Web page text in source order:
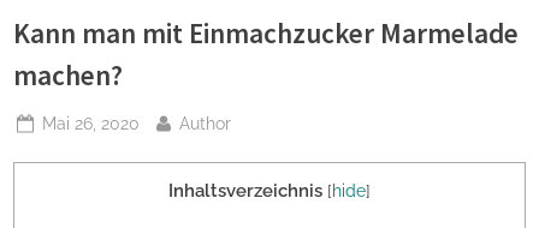
Kann man mit Einmachzucker Marmelade
machen?
Posted
Mai 26, 2020 By
Author
Inhaltsverzeichnis [hide]